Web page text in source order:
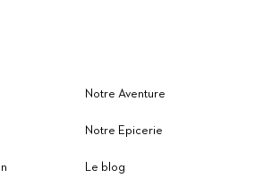
Notre Aventure
Notre Epicerie
Le blog